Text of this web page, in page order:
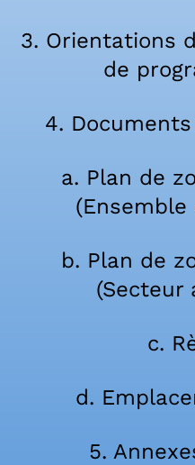
3. Orientations
de
4.
a. Plan de
b. Plan de
(Secteur
c.
d.
5.